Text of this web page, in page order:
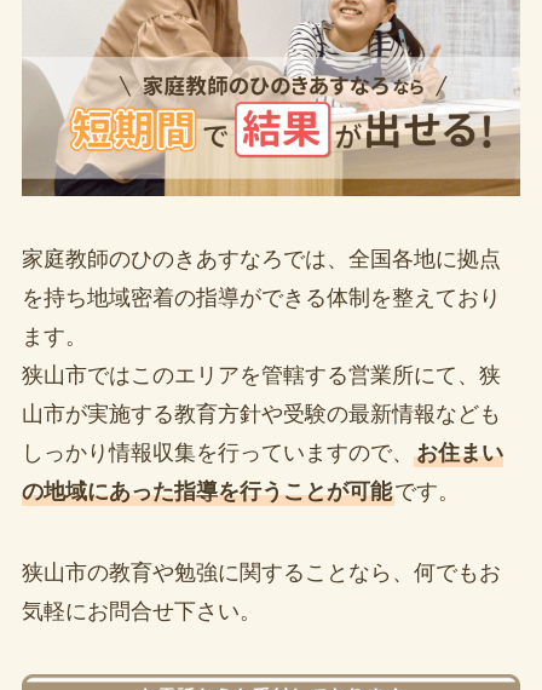
家庭教師のひのきあすなろでは、全国各地に拠点
を持ち地域密着の指導ができる体制を整えており
ます。
狭山市ではこのエリアを管轄する営業所にて、狭
山市が実施する教育方針や受験の最新情報なども
しっかり情報収集を行っていますので、 お住まい
の地域にあった指導を行うことが可能です。
狭山市の教育や勉強に関することなら、何でもお
気軽にお問合せ下さい。